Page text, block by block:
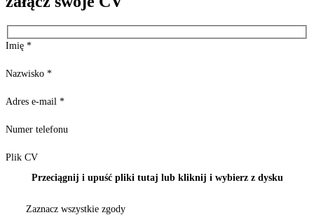
Imię *
Nazwisko *
Adres e-mail *
Numer telefonu
Plik CV
Przeciągnij i upuść pliki tutaj lub kliknij i wybierz z dysku
Zaznacz wszystkie zgody